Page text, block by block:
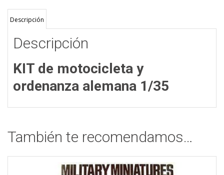
Descripción
Descripción
KIT de motocicleta y
ordenanza alemana 1/35
También te recomendamos…